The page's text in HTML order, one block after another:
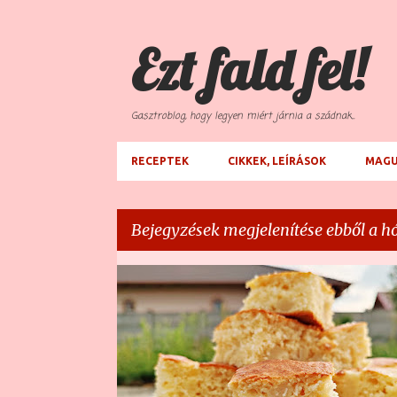
Ezt fald fel!
Gasztroblog, hogy legyen miért járnia a szádnak...
RECEPTEK CIKKEK, LEÍRÁSOK
Bejegyzések megjelenítése ebből a
B
e
j
e
ÉDES SÜTEMÉNY KEVERT SÜTI KÓKUSZ
VANÍLIA